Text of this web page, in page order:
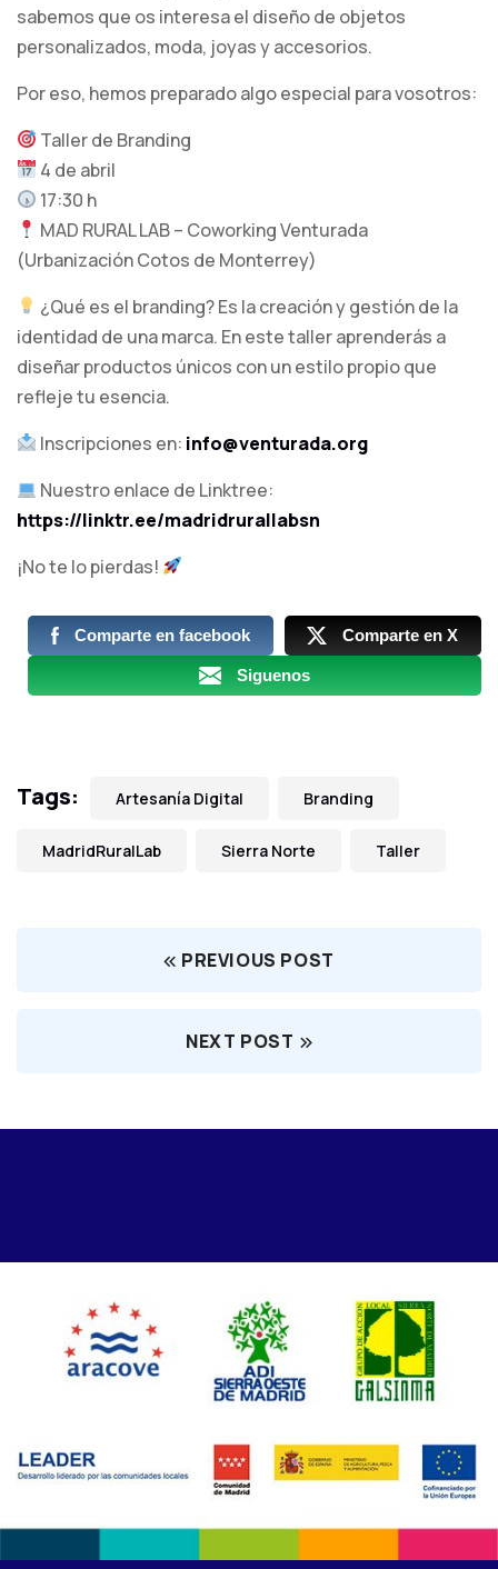
sabemos que os interesa el diseño de objetos
personalizados, moda, joyas y accesorios.
Por eso, hemos preparado algo especial para vosotros:
Taller de Branding
4 de abril
17:30 h
MAD RURAL LAB – Coworking Venturada
(Urbanización Cotos de Monterrey)
¿Qué es el branding? Es la creación y gestión de la
identidad de una marca. En este taller aprenderás a
diseñar productos únicos con un estilo propio que
refleje tu esencia.
Inscripciones en: info@venturada.org
Nuestro enlace de Linktree:
https://linktr.ee/madridrurallabsn
¡No te lo pierdas!
Comparte en facebook Comparte en X
Siguenos
Tags: Artesanía Digital Branding
MadridRuralLab Sierra Norte Taller
PREVIOUS POST
NEXT POST